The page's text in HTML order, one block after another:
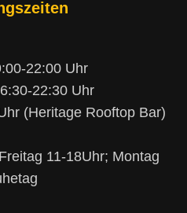
22:00 Uhr
22:30 Uhr
(Heritage Rooftop Bar)
11-18Uhr; Montag